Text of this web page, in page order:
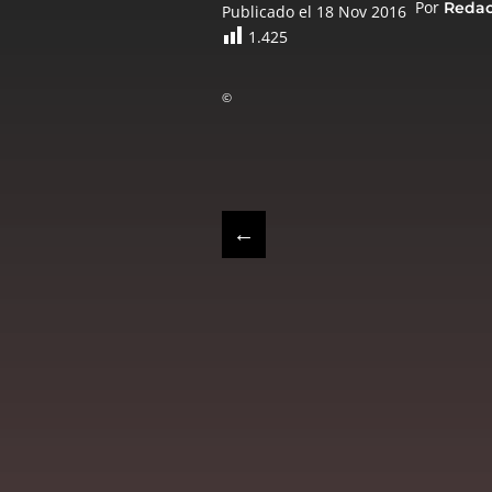
Publicado el 18 Nov 2016 Por
1.425
©
←